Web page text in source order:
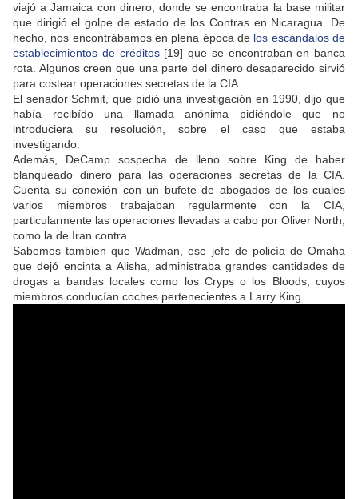
viajó a Jamaica con dinero, donde se encontraba la base militar
que dirigió el golpe de estado de los Contras en Nicaragua. De
hecho, nos encontrábamos en plena época de los escándalos de
establecimientos de créditos[19] que se encontraban en banca
rota. Algunos creen que una parte del dinero desaparecido sirvió
para costear operaciones secretas de la CIA.
El senador Schmit, que pidió una investigación en 1990, dijo que
había recibído una llamada anónima pidiéndole que no
introduciera su resolución, sobre el caso que estaba
investigando.
Además, DeCamp sospecha de lleno sobre King de haber
blanqueado dinero para las operaciones secretas de la CIA.
Cuenta su conexión con un bufete de abogados de los cuales
varios miembros trabajaban regularmente con la CIA,
particularmente las operaciones llevadas a cabo por Oliver North,
como la de Iran contra.
Sabemos tambien que Wadman, ese jefe de policía de Omaha
que dejó encinta a Alisha, administraba grandes cantidades de
drogas a bandas locales como los Cryps o los Bloods, cuyos
miembros conducían coches pertenecientes a Larry King.